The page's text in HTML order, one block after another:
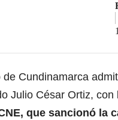
Cundinamarca
Julio César Ortiz, con
que sancionó la